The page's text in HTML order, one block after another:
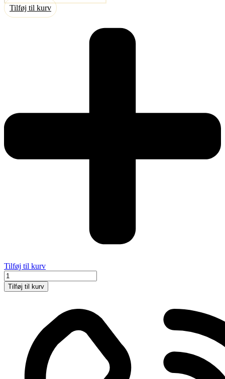
Tilføj til kurv
Tilføj til kurv
Weinerstænger
antal
Tilføj til kurv